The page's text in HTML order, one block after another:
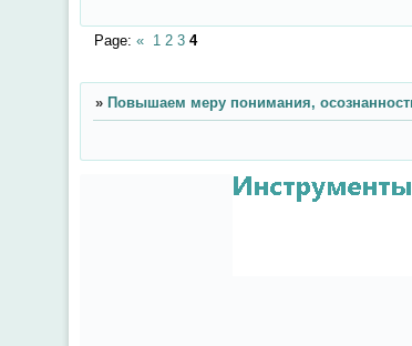
Page: « 1 2 3 4
» Повышаем меру понимания,